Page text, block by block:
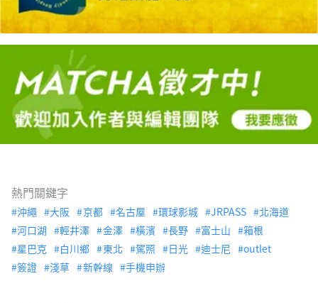
熱門關鍵字
沖繩 大阪 京都 名古屋 環球影城 JRPASS
北海道
河口湖
輕井澤 金澤 橫濱 長野 富士山
箱根
星巴克
白川鄉 東北 駕照 日光 迪士尼
outlet
簽證
淺草 新幹線 手機申辦